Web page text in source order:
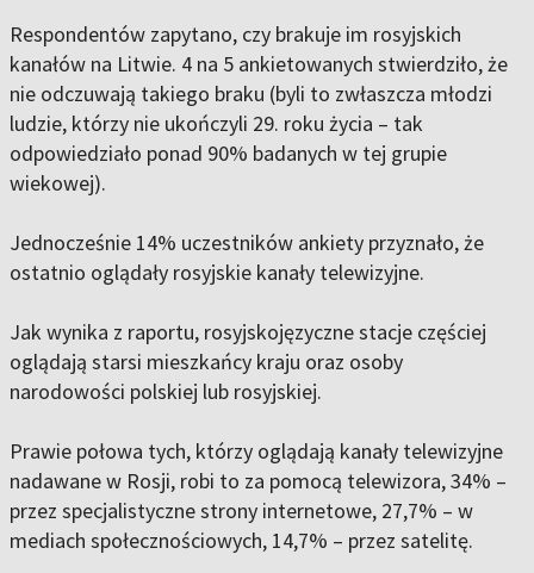
Respondentów zapytano, czy brakuje im rosyjskich
kanałów na Litwie. 4 na 5 ankietowanych stwierdziło, że
nie odczuwają takiego braku (byli to zwłaszcza młodzi
ludzie, którzy nie ukończyli 29. roku życia – tak
odpowiedziało ponad 90% badanych w tej grupie
wiekowej).
Jednocześnie 14% uczestników ankiety przyznało, że
ostatnio oglądały rosyjskie kanały telewizyjne.
Jak wynika z raportu, rosyjskojęzyczne stacje częściej
oglądają starsi mieszkańcy kraju oraz osoby
narodowości polskiej lub rosyjskiej.
Prawie połowa tych, którzy oglądają kanały telewizyjne
nadawane w Rosji, robi to za pomocą telewizora, 34% –
przez specjalistyczne strony internetowe, 27,7% – w
mediach społecznościowych, 14,7% – przez satelitę.